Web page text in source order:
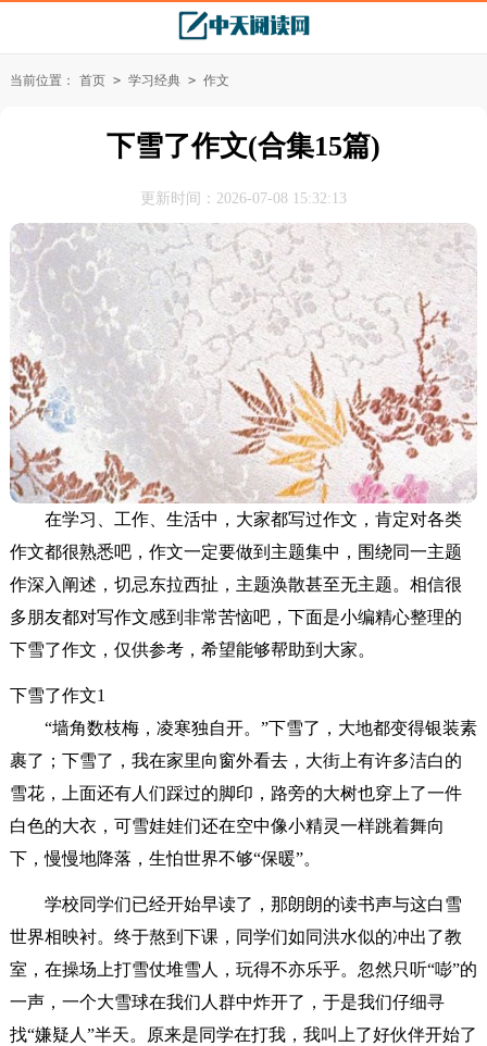
当前位置： 首页 > 学习经典 > 作文
下雪了作文(合集15篇)
更新时间：2026-07-08 15:32:13
在学习、工作、生活中，大家都写过作文，肯定对各类
作文都很熟悉吧，作文一定要做到主题集中，围绕同一主题
作深入阐述，切忌东拉西扯，主题涣散甚至无主题。相信很
多朋友都对写作文感到非常苦恼吧，下面是小编精心整理的
下雪了作文，仅供参考，希望能够帮助到大家。
下雪了作文1
“墙角数枝梅，凌寒独自开。”下雪了，大地都变得银装素
裹了；下雪了，我在家里向窗外看去，大街上有许多洁白的
雪花，上面还有人们踩过的脚印，路旁的大树也穿上了一件
白色的大衣，可雪娃娃们还在空中像小精灵一样跳着舞向
下，慢慢地降落，生怕世界不够“保暖”。
学校同学们已经开始早读了，那朗朗的读书声与这白雪
世界相映衬。终于熬到下课，同学们如同洪水似的冲出了教
室，在操场上打雪仗堆雪人，玩得不亦乐乎。忽然只听“嘭”的
一声，一个大雪球在我们人群中炸开了，于是我们仔细寻
找“嫌疑人”半天。原来是同学在打我，我叫上了好伙伴开始了